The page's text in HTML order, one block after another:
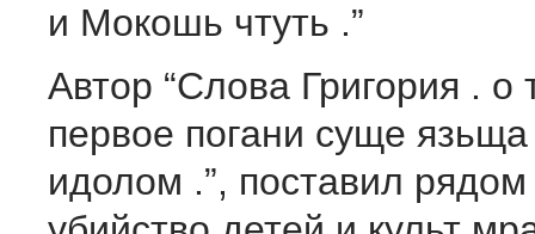
и Мокошь чтуть .”
Автор “Слова Григория . о
первое погани суще
идолом .”, поставил